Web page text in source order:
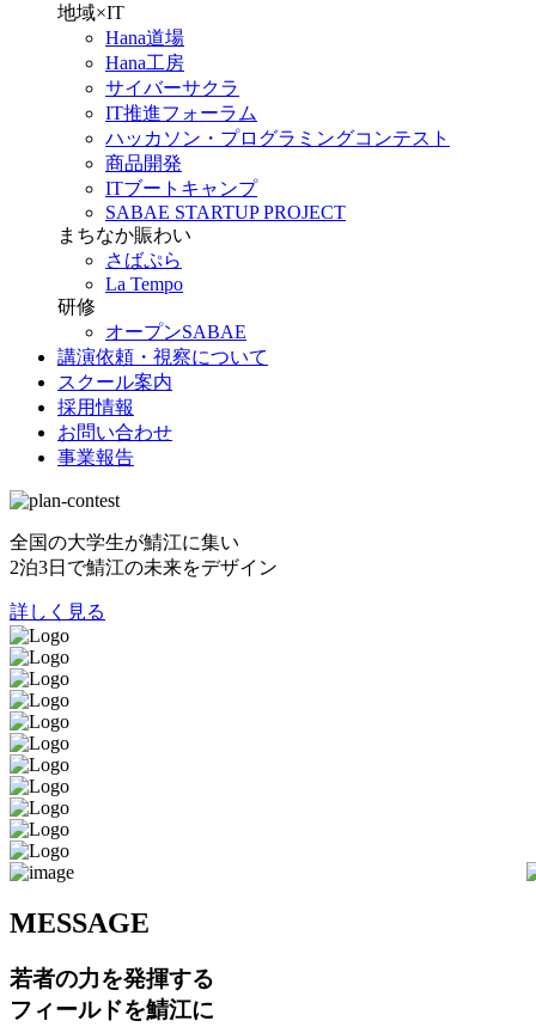
地域×IT
Hana道場
Hana工房
サイバーサクラ
IT推進フォーラム
ハッカソン・プログラミングコンテスト
商品開発
ITブートキャンプ
SABAE STARTUP PROJECT
まちなか賑わい
さばぷら
La Tempo
研修
オープンSABAE
講演依頼・視察について
スクール案内
採用情報
お問い合わせ
事業報告
全国の大学生が鯖江に集い
2泊3日で鯖江の未来をデザイン
詳しく見る
MESSAGE
若者の力を発揮する
フィールドを鯖江に